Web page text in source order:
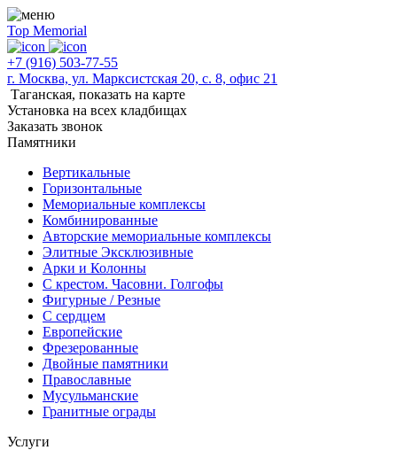
Top Memorial
+7 (916) 503-77-55
г. Москва, ул. Марксистская 20, с. 8, офис 21
Таганская, показать на карте
Установка на всех кладбищах
Заказать звонок
Памятники
Вертикальные
Горизонтальные
Мемориальные комплексы
Комбинированные
Авторские мемориальные комплексы
Элитные Эксклюзивные
Арки и Колонны
С крестом. Часовни. Голгофы
Фигурные / Резные
С сердцем
Европейские
Фрезерованные
Двойные памятники
Православные
Мусульманские
Гранитные ограды
Услуги